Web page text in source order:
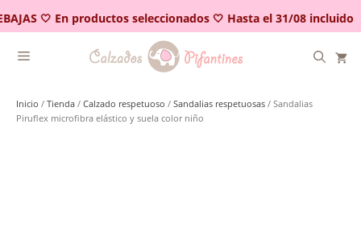
🤍 En productos seleccionados 🤍 Hasta el 31/08 incluido
al
contenido
Inicio / Tienda / Calzado respetuoso / Sandalias respetuosas / Sandalias
Piruflex microfibra elástico y suela color niño